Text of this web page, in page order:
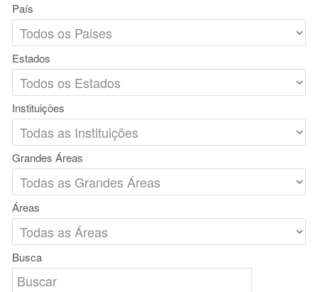
País
Estados
Instituições
Grandes Áreas
Áreas
Busca